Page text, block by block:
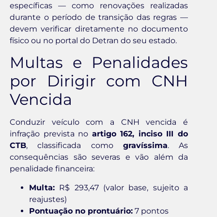
específicas — como renovações realizadas
durante o período de transição das regras —
devem verificar diretamente no documento
físico ou no portal do Detran do seu estado.
Multas e Penalidades
por Dirigir com CNH
Vencida
Conduzir veículo com a CNH vencida é
infração prevista no artigo 162, inciso III do
CTB, classificada como gravíssima. As
consequências são severas e vão além da
penalidade financeira:
Multa: R$ 293,47 (valor base, sujeito a
reajustes)
Pontuação no prontuário: 7 pontos